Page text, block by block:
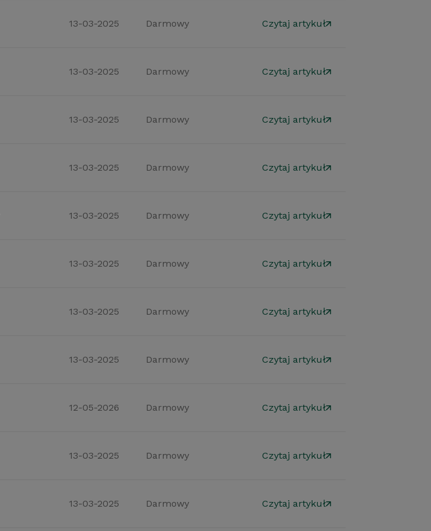
13-03-2025 Darmowy Czytaj artykuł
13-03-2025 Darmowy Czytaj artykuł
13-03-2025 Darmowy Czytaj artykuł
13-03-2025 Darmowy Czytaj artykuł
13-03-2025 Darmowy Czytaj artykuł
13-03-2025 Darmowy Czytaj artykuł
13-03-2025 Darmowy Czytaj artykuł
13-03-2025 Darmowy Czytaj artykuł
12-05-2026 Darmowy Czytaj artykuł
13-03-2025 Darmowy Czytaj artykuł
13-03-2025 Darmowy Czytaj artykuł